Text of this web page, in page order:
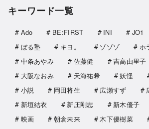
キーワード一覧
Ado BE:FIRST INI JO1
ぼる塾
キヨ。 ゾゾゾ
ホ
中条あやみ
佐藤健 吉高由里子
大阪なおみ
天海祐希 妖怪
小説
岡田将生 広瀬すず
新垣結衣
新庄剛志 新木優子
映画
朝倉未来 木下優樹菜